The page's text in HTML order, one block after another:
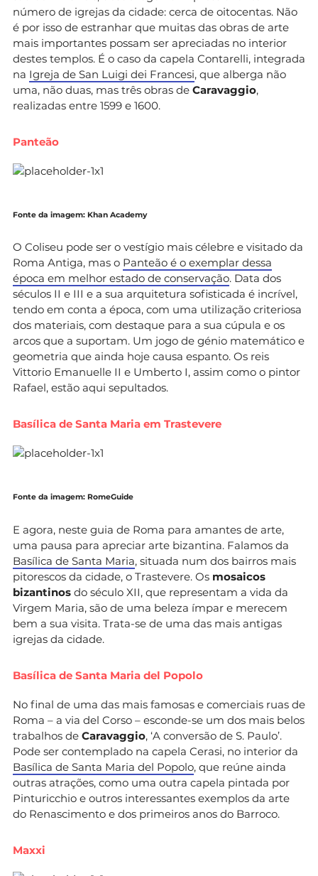
número de igrejas da cidade: cerca de oitocentas. Não
é por isso de estranhar que muitas das obras de arte
mais importantes possam ser apreciadas no interior
destes templos. É o caso da capela Contarelli, integrada
na Igreja de San Luigi dei Francesi, que alberga não
uma, não duas, mas três obras de Caravaggio,
realizadas entre 1599 e 1600.
Panteão
Fonte da imagem: Khan Academy
O Coliseu pode ser o vestígio mais célebre e visitado da
Roma Antiga, mas o Panteão é o exemplar dessa
época em melhor estado de conservação. Data dos
séculos II e III e a sua arquitetura sofisticada é incrível,
tendo em conta a época, com uma utilização criteriosa
dos materiais, com destaque para a sua cúpula e os
arcos que a suportam. Um jogo de génio matemático e
geometria que ainda hoje causa espanto. Os reis
Vittorio Emanuelle II e Umberto I, assim como o pintor
Rafael, estão aqui sepultados.
Basílica de Santa Maria em Trastevere
Fonte da imagem: RomeGuide
E agora, neste guia de Roma para amantes de arte,
uma pausa para apreciar arte bizantina. Falamos da
Basílica de Santa Maria, situada num dos bairros mais
pitorescos da cidade, o Trastevere. Os mosaicos
bizantinos do século XII, que representam a vida da
Virgem Maria, são de uma beleza ímpar e merecem
bem a sua visita. Trata-se de uma das mais antigas
igrejas da cidade.
Basílica de Santa Maria del Popolo
No final de uma das mais famosas e comerciais ruas de
Roma – a via del Corso – esconde-se um dos mais belos
trabalhos de Caravaggio, ‘A conversão de S. Paulo’.
Pode ser contemplado na capela Cerasi, no interior da
Basílica de Santa Maria del Popolo, que reúne ainda
outras atrações, como uma outra capela pintada por
Pinturicchio e outros interessantes exemplos da arte
do Renascimento e dos primeiros anos do Barroco.
Maxxi